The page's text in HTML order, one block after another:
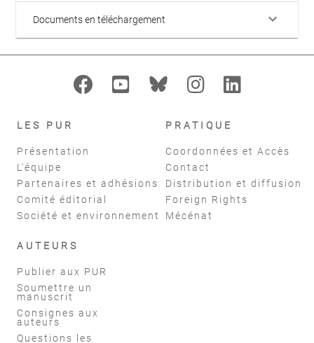
Documents en téléchargement keyboard_arrow_down
LES PUR
Présentation
L'équipe
Partenaires et adhésions
Comité éditorial
Société et environnement
PRATIQUE
Coordonnées et Accès
Contact
Distribution et diffusion
Foreign Rights
Mécénat
AUTEURS
Publier aux PUR
Soumettre un
manuscrit
Consignes aux
auteurs
Questions les